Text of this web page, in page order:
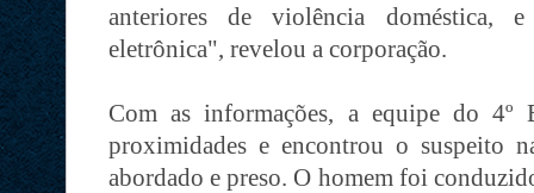
anteriores de violência doméstica,
eletrônica", revelou a corporação.
Com as informações, a equipe do 4º
proximidades e encontrou o suspeito
abordado e preso. O homem foi